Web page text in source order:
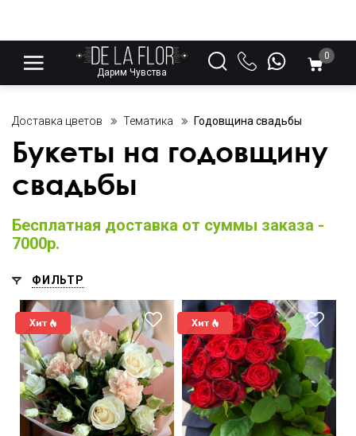
Дарим Чувства
0
Доставка цветов Тематика Годовщина свадьбы
Букеты на годовщину
свадьбы
Бесплатная доставка от суммы заказа -
7000р.
ФИЛЬТР
50 см 40 см 50 см 30 см